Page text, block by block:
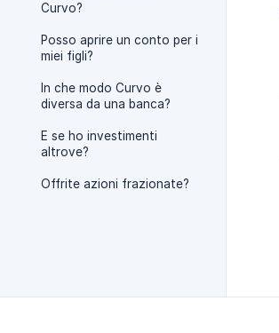
Curvo?
Posso aprire un conto per i
miei figli?
In che modo Curvo è
diversa da una banca?
E se ho investimenti
altrove?
Offrite azioni frazionate?